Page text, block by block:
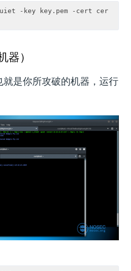
-key key.pem -cert cer
）
是你所攻破的机器，运行